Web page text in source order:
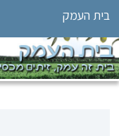
בית העמק